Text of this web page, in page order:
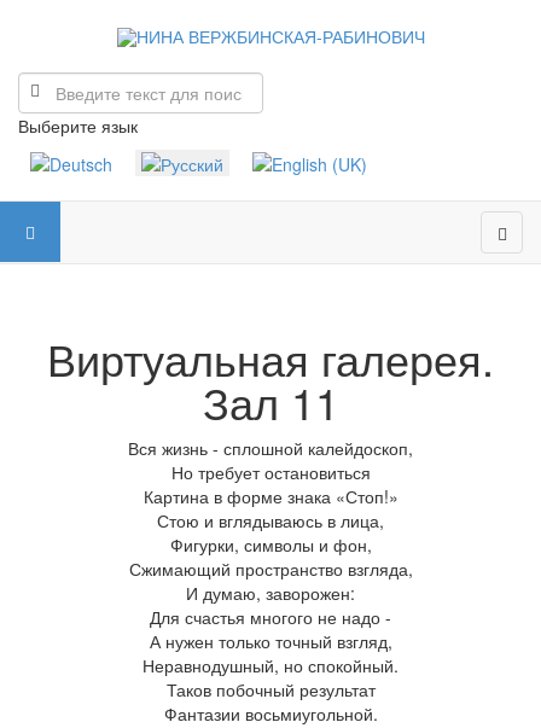
Выберите язык
Виртуальная галерея.
Зал 11
Вся жизнь - сплошной калейдоскоп,
Но требует остановиться
Картина в форме знака «Стоп!»
Стою и вглядываюсь в лица,
Фигурки, символы и фон,
Сжимающий пространство взгляда,
И думаю, заворожен:
Для счастья многого не надо -
А нужен только точный взгляд,
Неравнодушный, но спокойный.
Таков побочный результат
Фантазии восьмиугольной.